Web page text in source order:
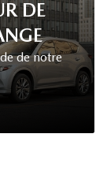
DE
de notre